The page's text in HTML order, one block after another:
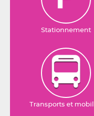
Stationnement
Transports et